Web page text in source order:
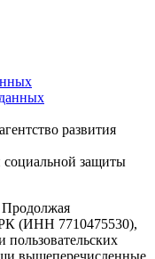
развития
защиты
Продолжая
(ИНН 7710475530),
пользовательских
вышеперечисленные